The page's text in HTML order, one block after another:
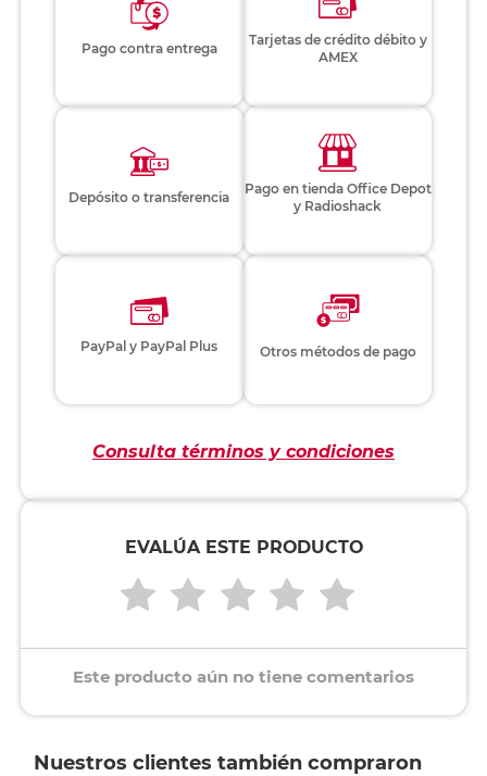
Pago contra entrega
Tarjetas de crédito débito y
AMEX
Depósito o transferencia
Pago en tienda Office Depot
y Radioshack
PayPal y PayPal Plus Otros métodos de pago
Consulta términos y condiciones
EVALÚA ESTE PRODUCTO
Este producto aún no tiene comentarios
Nuestros clientes también compraron